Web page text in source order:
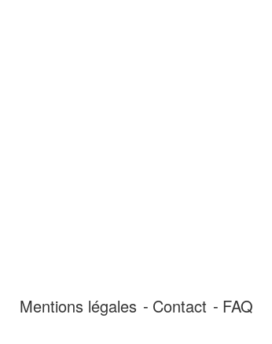
Mentions légales Contact FAQ